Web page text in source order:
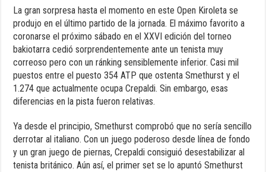
La gran sorpresa hasta el momento en este Open Kiroleta se
produjo en el último partido de la jornada. El máximo favorito a
coronarse el próximo sábado en el XXVI edición del torneo
bakiotarra cedió sorprendentemente ante un tenista muy
correoso pero con un ránking sensiblemente inferior. Casi mil
puestos entre el puesto 354 ATP que ostenta Smethurst y el
1.274 que actualmente ocupa Crepaldi. Sin embargo, esas
diferencias en la pista fueron relativas.
Ya desde el principio, Smethurst comprobó que no sería sencillo
derrotar al italiano. Con un juego poderoso desde línea de fondo
y un gran juego de piernas, Crepaldi consiguió desestabilizar al
tenista británico. Aún así, el primer set se lo apuntó Smethurst